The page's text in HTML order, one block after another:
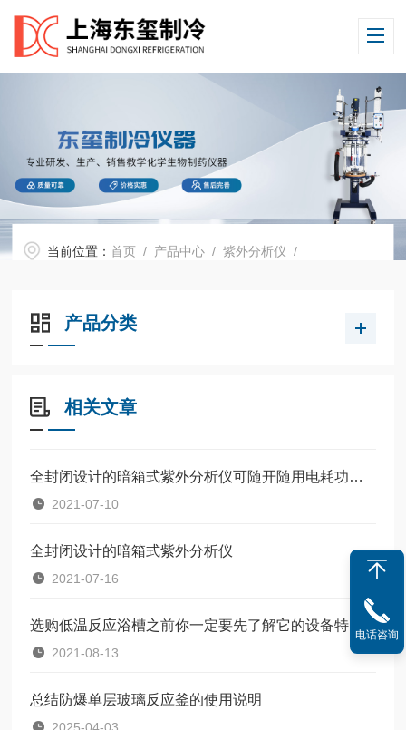
当前位置：首页 / 产品中心 /紫外分析仪 /
产品分类
相关文章
全封闭设计的暗箱式紫外分析仪可随开随用电耗功率小
2021-07-10
全封闭设计的暗箱式紫外分析仪
2021-07-16
选购低温反应浴槽之前你一定要先了解它的设备特点
2021-08-13
总结防爆单层玻璃反应釜的使用说明
2025-04-03
电话咨询